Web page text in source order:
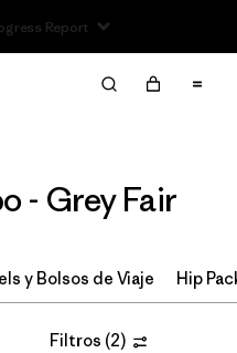
Report
Limpiar Todos
- Grey Fair
y Bolsos de Viaje Hip
Filtros (2)